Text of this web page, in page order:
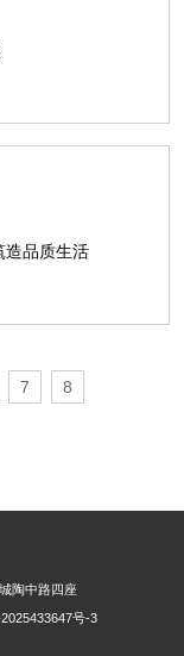
造品质生活
7 8
陶中路四座
号-3